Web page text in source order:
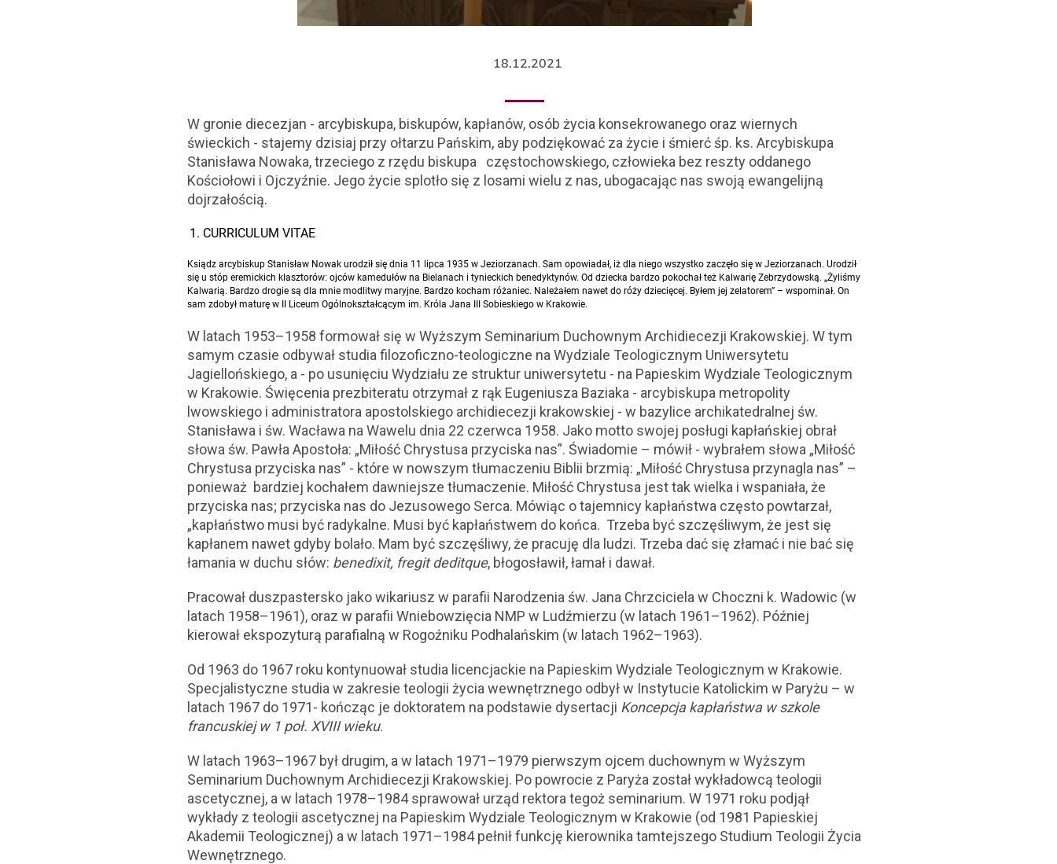
W gronie diecezjan - arcybiskupa, biskupów, kapłanów, osób życia konsekrowanego oraz wiernych
świeckich - stajemy dzisiaj przy ołtarzu Pańskim, aby podziękować za życie i śmierć śp. ks. Arcybiskupa
Stanisława Nowaka, trzeciego z rzędu biskupa częstochowskiego, człowieka bez reszty oddanego
Kościołowi i Ojczyźnie. Jego życie splotło się z losami wielu z nas, ubogacając nas swoją ewangelijną
dojrzałością.
CURRICULUM VITAE
Ksiądz arcybiskup Stanisław Nowak urodził się dnia 11 lipca 1935 w Jeziorzanach. Sam opowiadał, iż dla niego wszystko zaczęło się w Jeziorzanach. Urodził
się u stóp eremickich klasztorów: ojców kamedułów na Bielanach i tynieckich benedyktynów. Od dziecka bardzo pokochał też Kalwarię Zebrzydowską. „Żyliśmy
Kalwarią. Bardzo drogie są dla mnie modlitwy maryjne. Bardzo kocham różaniec. Należałem nawet do róży dziecięcej. Byłem jej zelatorem” – wspominał. On
sam zdobył maturę w II Liceum Ogólnokształcącym im. Króla Jana III Sobieskiego w Krakowie.
W latach 1953–1958 formował się w Wyższym Seminarium Duchownym Archidiecezji Krakowskiej. W tym
samym czasie odbywał studia filozoficzno-teologiczne na Wydziale Teologicznym Uniwersytetu
Jagiellońskiego, a - po usunięciu Wydziału ze struktur uniwersytetu - na Papieskim Wydziale Teologicznym
w Krakowie. Święcenia prezbiteratu otrzymał z rąk Eugeniusza Baziaka - arcybiskupa metropolity
lwowskiego i administratora apostolskiego archidiecezji krakowskiej - w bazylice archikatedralnej św.
Stanisława i św. Wacława na Wawelu dnia 22 czerwca 1958. Jako motto swojej posługi kapłańskiej obrał
słowa św. Pawła Apostoła: „Miłość Chrystusa przyciska nas”. Świadomie – mówił - wybrałem słowa „Miłość
Chrystusa przyciska nas” - które w nowszym tłumaczeniu Biblii brzmią: „Miłość Chrystusa przynagla nas” –
ponieważ bardziej kochałem dawniejsze tłumaczenie. Miłość Chrystusa jest tak wielka i wspaniała, że
przyciska nas; przyciska nas do Jezusowego Serca. Mówiąc o tajemnicy kapłaństwa często powtarzał,
„kapłaństwo musi być radykalne. Musi być kapłaństwem do końca. Trzeba być szczęśliwym, że jest się
kapłanem nawet gdyby bolało. Mam być szczęśliwy, że pracuję dla ludzi. Trzeba dać się złamać i nie bać się
łamania w duchu słów: benedixit, fregit deditque, błogosławił, łamał i dawał.
Pracował duszpastersko jako wikariusz w parafii Narodzenia św. Jana Chrzciciela w Choczni k. Wadowic (w
latach 1958–1961), oraz w parafii Wniebowzięcia NMP w Ludźmierzu (w latach 1961–1962). Później
kierował ekspozyturą parafialną w Rogoźniku Podhalańskim (w latach 1962–1963).
Od 1963 do 1967 roku kontynuował studia licencjackie na Papieskim Wydziale Teologicznym w Krakowie.
Specjalistyczne studia w zakresie teologii życia wewnętrznego odbył w Instytucie Katolickim w Paryżu – w
latach 1967 do 1971- kończąc je doktoratem na podstawie dysertacji Koncepcja kapłaństwa w szkole
francuskiej w 1 poł. XVIII wieku.
W latach 1963–1967 był drugim, a w latach 1971–1979 pierwszym ojcem duchownym w Wyższym
Seminarium Duchownym Archidiecezji Krakowskiej. Po powrocie z Paryża został wykładowcą teologii
ascetycznej, a w latach 1978–1984 sprawował urząd rektora tegoż seminarium. W 1971 roku podjął
wykłady z teologii ascetycznej na Papieskim Wydziale Teologicznym w Krakowie (od 1981 Papieskiej
Akademii Teologicznej) a w latach 1971–1984 pełnił funkcję kierownika tamtejszego Studium Teologii Życia
Wewnętrznego.
18.12.2021